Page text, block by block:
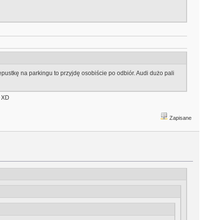
na parkingu to przyjdę osobiście po odbiór. Audi dużo pali
Zapisane